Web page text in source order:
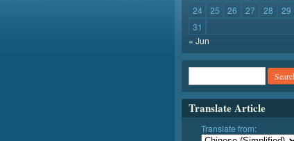
24
25 26 27 28 29
31
« Jun
Translate Article
Translate from: